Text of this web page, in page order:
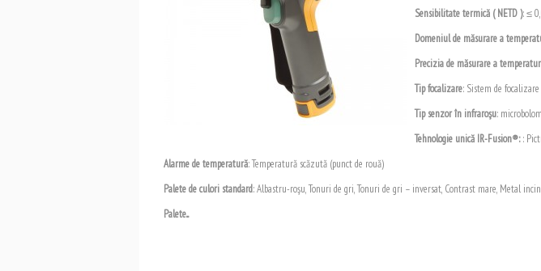
Sensibilitate termică ( NETD ): ≤
Domeniul de măsurare a
Precizia de măsurare a
Tip focalizare: Sistem de
Tip senzor în infraroşu:
Tehnologie unică IR-Fusion®::
Alarme de temperatură: Temperatură scăzută (punct de rouă)
Palete de culori standard: Albastru-roşu, Tonuri de gri, Tonuri de gri – inversat, Contrast mare, Metal
Palete...